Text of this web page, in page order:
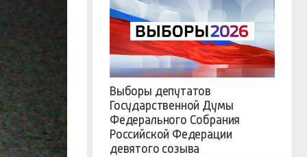
Выборы депутатов
Государственной Думы
Федерального Собрания
Российской Федерации
девятого созыва